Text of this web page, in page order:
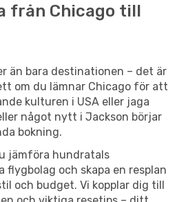
från Chicago till
än bara destinationen – det är
om du lämnar Chicago för att
kulturen i USA eller jaga
något nytt i Jackson börjar
bokning.
jämföra hundratals
och skapa en resplan
och budget. Vi kopplar dig till